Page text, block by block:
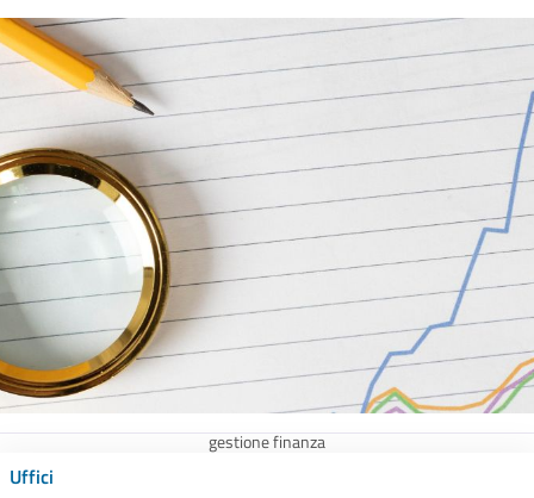
gestione finanza
Uffici